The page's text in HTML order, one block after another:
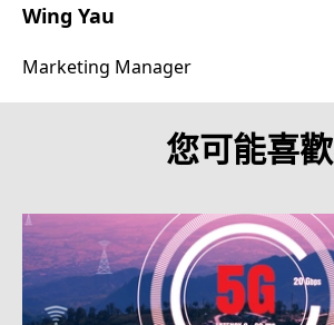
Wing Yau
Marketing Manager
您可能喜歡